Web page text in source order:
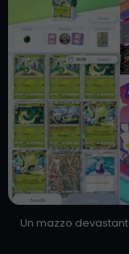
Un mazzo